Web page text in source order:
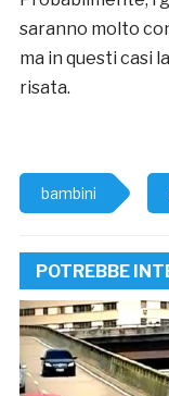
saranno molto
ma in questi casi
risata.
bambini
POTREBBE